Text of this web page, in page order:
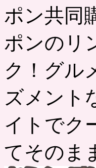
ポン共同
ポンのリ
ク！グル
ズメント
イトでク
てそのま